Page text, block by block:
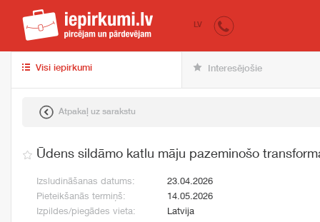
iepirkumi.lv
LV
Visi iepirkumi Interesējošie
Atpakaļ uz sarakstu
Ūdens sildāmo katlu māju pazeminošo
Izsludināšanas datums:
23.04.2026
Pieteikšanās termiņš:
14.05.2026
Izpildes/piegādes vieta:
Latvija